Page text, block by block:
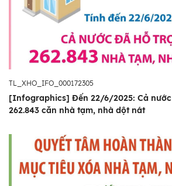
TL_XHO_IFO_000172305
[Infographics] Đến 22/6/2025: Cả
262.843 căn nhà tạm, nhà dột nát